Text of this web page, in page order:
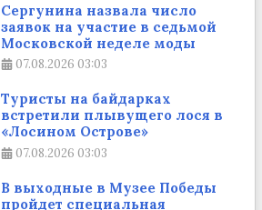
Сергунина назвала число
заявок на участие в седьмой
Московской неделе моды
07.08.2026 03:03
Туристы на байдарках
встретили плывущего лося в
«Лосином Острове»
07.08.2026 03:03
В выходные в Музее Победы
пройдет специальная